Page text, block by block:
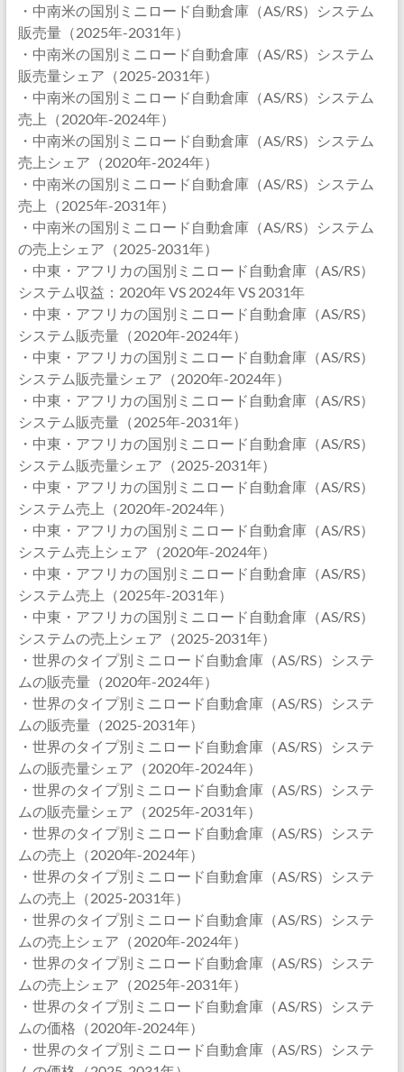
・中南米の国別ミニロード自動倉庫（AS/RS）システム
販売量（2025年-2031年）
・中南米の国別ミニロード自動倉庫（AS/RS）システム
販売量シェア（2025-2031年）
・中南米の国別ミニロード自動倉庫（AS/RS）システム
売上（2020年-2024年）
・中南米の国別ミニロード自動倉庫（AS/RS）システム
売上シェア（2020年-2024年）
・中南米の国別ミニロード自動倉庫（AS/RS）システム
売上（2025年-2031年）
・中南米の国別ミニロード自動倉庫（AS/RS）システム
の売上シェア（2025-2031年）
・中東・アフリカの国別ミニロード自動倉庫（AS/RS）
システム収益：2020年 VS 2024年 VS 2031年
・中東・アフリカの国別ミニロード自動倉庫（AS/RS）
システム販売量（2020年-2024年）
・中東・アフリカの国別ミニロード自動倉庫（AS/RS）
システム販売量シェア（2020年-2024年）
・中東・アフリカの国別ミニロード自動倉庫（AS/RS）
システム販売量（2025年-2031年）
・中東・アフリカの国別ミニロード自動倉庫（AS/RS）
システム販売量シェア（2025-2031年）
・中東・アフリカの国別ミニロード自動倉庫（AS/RS）
システム売上（2020年-2024年）
・中東・アフリカの国別ミニロード自動倉庫（AS/RS）
システム売上シェア（2020年-2024年）
・中東・アフリカの国別ミニロード自動倉庫（AS/RS）
システム売上（2025年-2031年）
・中東・アフリカの国別ミニロード自動倉庫（AS/RS）
システムの売上シェア（2025-2031年）
・世界のタイプ別ミニロード自動倉庫（AS/RS）システ
ムの販売量（2020年-2024年）
・世界のタイプ別ミニロード自動倉庫（AS/RS）システ
ムの販売量（2025-2031年）
・世界のタイプ別ミニロード自動倉庫（AS/RS）システ
ムの販売量シェア（2020年-2024年）
・世界のタイプ別ミニロード自動倉庫（AS/RS）システ
ムの販売量シェア（2025年-2031年）
・世界のタイプ別ミニロード自動倉庫（AS/RS）システ
ムの売上（2020年-2024年）
・世界のタイプ別ミニロード自動倉庫（AS/RS）システ
ムの売上（2025-2031年）
・世界のタイプ別ミニロード自動倉庫（AS/RS）システ
ムの売上シェア（2020年-2024年）
・世界のタイプ別ミニロード自動倉庫（AS/RS）システ
ムの売上シェア（2025年-2031年）
・世界のタイプ別ミニロード自動倉庫（AS/RS）システ
ムの価格（2020年-2024年）
・世界のタイプ別ミニロード自動倉庫（AS/RS）システ